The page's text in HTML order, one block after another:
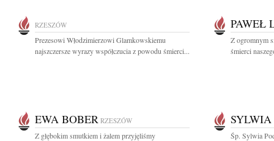
RZESZÓW
Prezesowi Włodzimierzowi Glamkowskiemu
najszczersze wyrazy współczucia z powodu śmierci...
PAWEŁ
Z ogromnym
śmierci
EWA BOBER RZESZÓW
Z głębokim smutkiem i żalem przyjęliśmy
Śp. Sylwia